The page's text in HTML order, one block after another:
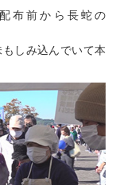
布前から長蛇の
しみ込んでいて本